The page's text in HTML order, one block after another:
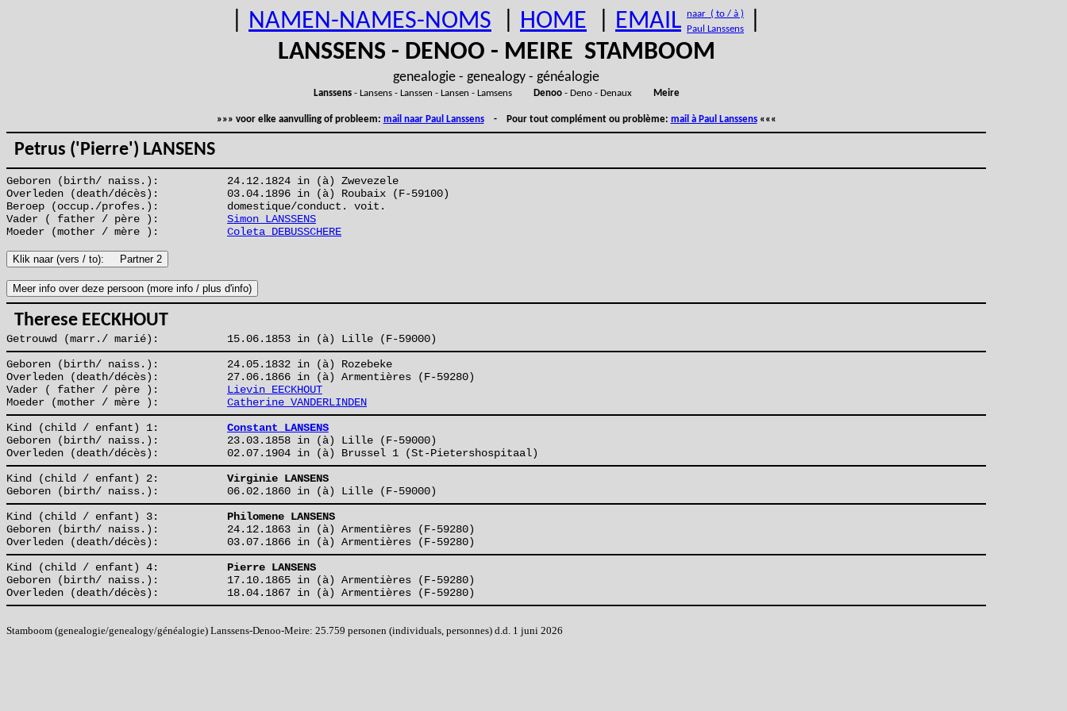
NAMEN-NAMES-NOMS HOME EMAIL naar ( to / à )
Paul Lanssens
LANSSENS - DENOO - MEIRE STAMBOOM
genealogie - genealogy - généalogie
Lanssens- Lansens - Lanssen - Lansen - Lamsens Denoo- Deno - Denaux Meire
»»» voor elke aanvulling of probleem: mail naar Paul Lanssens- Pour tout complément ou problème: mail à Paul Lanssens«««
Petrus ('Pierre') LANSENS
Geboren (birth/ naiss.):
24.12.1824 in (à) Zwevezele
Overleden (death/décès):
03.04.1896 in (à) Roubaix (F-59100)
Beroep (occup./profes.):
domestique/conduct. voit.
Vader ( father / père ):
Simon LANSSENS
Moeder (mother / mère ):
Coleta DEBUSSCHERE
Therese EECKHOUT
Getrouwd (marr./ marié):
15.06.1853 in (à) Lille (F-59000)
Geboren (birth/ naiss.):
24.05.1832 in (à) Rozebeke
Overleden (death/décès):
27.06.1866 in (à) Armentières (F-59280)
Vader ( father / père ):
Lievin EECKHOUT
Moeder (mother / mère ):
Catherine VANDERLINDEN
Kind (child / enfant) 1:
Constant LANSENS
Geboren (birth/ naiss.):
23.03.1858 in (à) Lille (F-59000)
Overleden (death/décès):
02.07.1904 in (à) Brussel 1 (St-Pietershospitaal)
Kind (child / enfant) 2:
Virginie LANSENS
Geboren (birth/ naiss.):
06.02.1860 in (à) Lille (F-59000)
Kind (child / enfant) 3:
Philomene LANSENS
Geboren (birth/ naiss.):
24.12.1863 in (à) Armentières (F-59280)
Overleden (death/décès):
03.07.1866 in (à) Armentières (F-59280)
Kind (child / enfant) 4:
Pierre LANSENS
Geboren (birth/ naiss.):
17.10.1865 in (à) Armentières (F-59280)
Overleden (death/décès):
18.04.1867 in (à) Armentières (F-59280)
Stamboom (genealogie/genealogy/généalogie) Lanssens-Denoo-Meire: 25.759 personen (individuals, personnes) d.d. 1 juni 2026